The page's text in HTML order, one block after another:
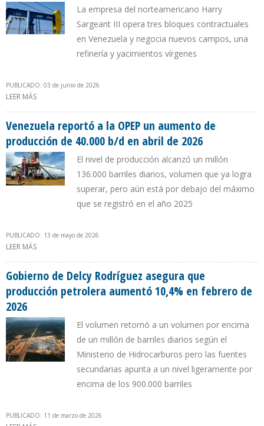
La empresa del norteamericano Harry
Sargeant III opera tres bloques contractuales
en Venezuela y negocia nuevos campos, una
refinería y yacimientos vírgenes
PUBLICADO: 03 de junio de 2026
LEER MÁS
Venezuela reportó a la OPEP un aumento de
producción de 40.000 b/d en abril de 2026
El nivel de producción alcanzó un millón
136.000 barriles diarios, volumen que ya logra
superar, pero aún está por debajo del máximo
que se registró en el año 2025
PUBLICADO: 13 de mayo de 2026
LEER MÁS
Gobierno de Delcy Rodríguez asegura que
producción petrolera aumentó 10,4% en febrero de
2026
El volumen retornó a un volumen por encima
de un millón de barriles diarios según el
Ministerio de Hidrocarburos pero las fuentes
secundarias apunta a un nivel ligeramente por
encima de los 900.000 barriles
PUBLICADO: 11 de marzo de 2026